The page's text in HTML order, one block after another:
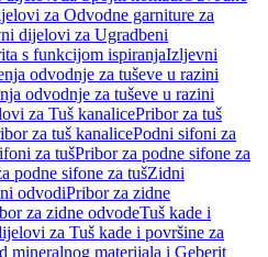
za Odvodne garniture za
dijelovi za Ugradbeni
s funkcijom ispiranjaIzljevni
odvodnje za tuševe u razini
odvodnje za tuševe u razini
za Tuš kanalicePribor za tuš
za tuš kanalicePodni sifoni za
za tušPribor za podne sifone za
podne sifone za tušZidni
odvodiPribor za zidne
za zidne odvodeTuš kade i
za Tuš kade i površine za
mineralnog materijala i Geberit